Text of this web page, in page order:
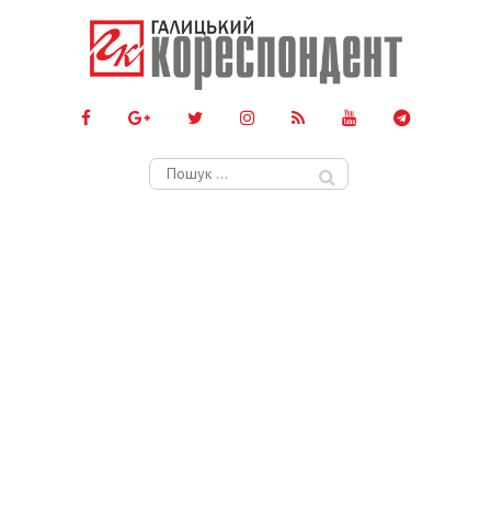
Пошук: